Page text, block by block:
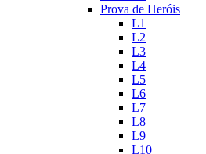
Prova de Heróis
L1
L2
L3
L4
L5
L6
L7
L8
L9
L10